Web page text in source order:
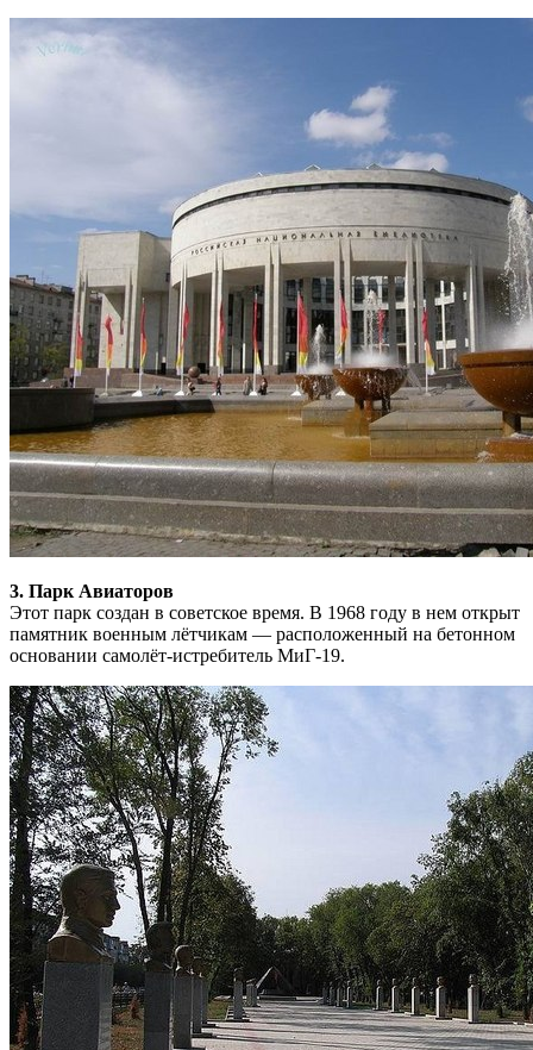
3. Парк Авиаторов
Этот парк создан в советское время. В 1968 году в нем открыт
памятник военным лётчикам — расположенный на бетонном
основании самолёт-истребитель МиГ-19.